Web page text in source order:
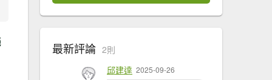
最新評論 2則
邱建達 2025-09-26